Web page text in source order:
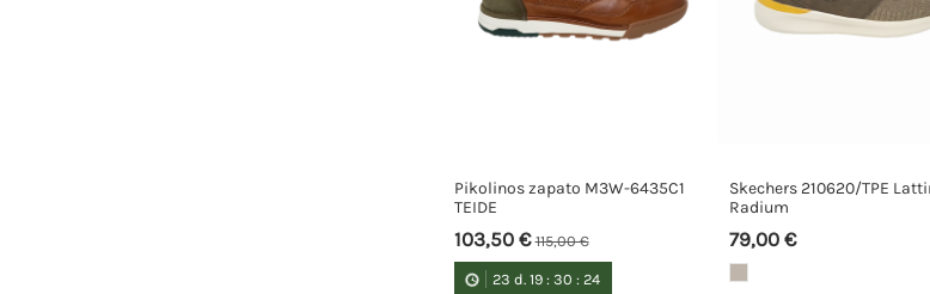
Pikolinos zapato M3W-6435C1
TEIDE
103,50 €115,00 €
23 d. 19 :30 :23
Skechers 210620/TPE
Radium
79,00 €